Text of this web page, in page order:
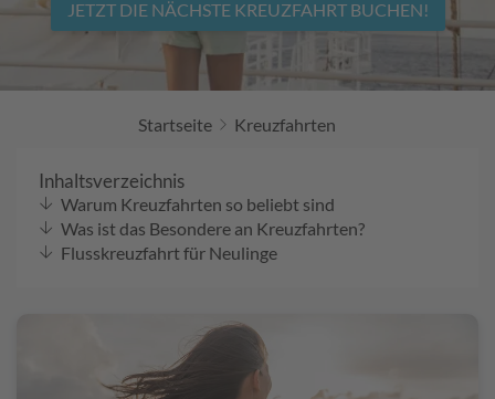
R
ei
se
as
g
az
in
s
JETZT DIE NÄCHSTE KREUZFAHRT BUCHEN!
Startseite Kreuzfahrten
Inhaltsverzeichnis
Warum Kreuzfahrten so beliebt sind
Was ist das Besondere an Kreuzfahrten?
Flusskreuzfahrt für Neulinge